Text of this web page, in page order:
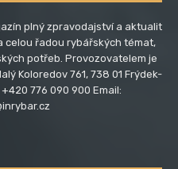
plný zpravodajství a aktualit
celou řadou rybářských témat,
potřeb. Provozovatelem je
Koloredov 761, 738 01 Frýdek-
+420 776 090 900 Email: